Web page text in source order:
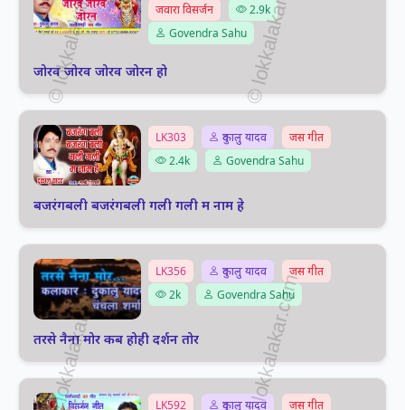
जवारा विसर्जन
2.9k
Govendra Sahu
जोरव जोरव जोरव जोरन हो
LK303 दुकालु यादव
जस गीत
2.4k
Govendra Sahu
बजरंगबली बजरंगबली गली गली म नाम हे
LK356 दुकालु यादव
जस गीत
2k
Govendra Sahu
तरसे नैना मोर कब होही दर्शन तोर
LK592 दुकालु यादव जस गीत